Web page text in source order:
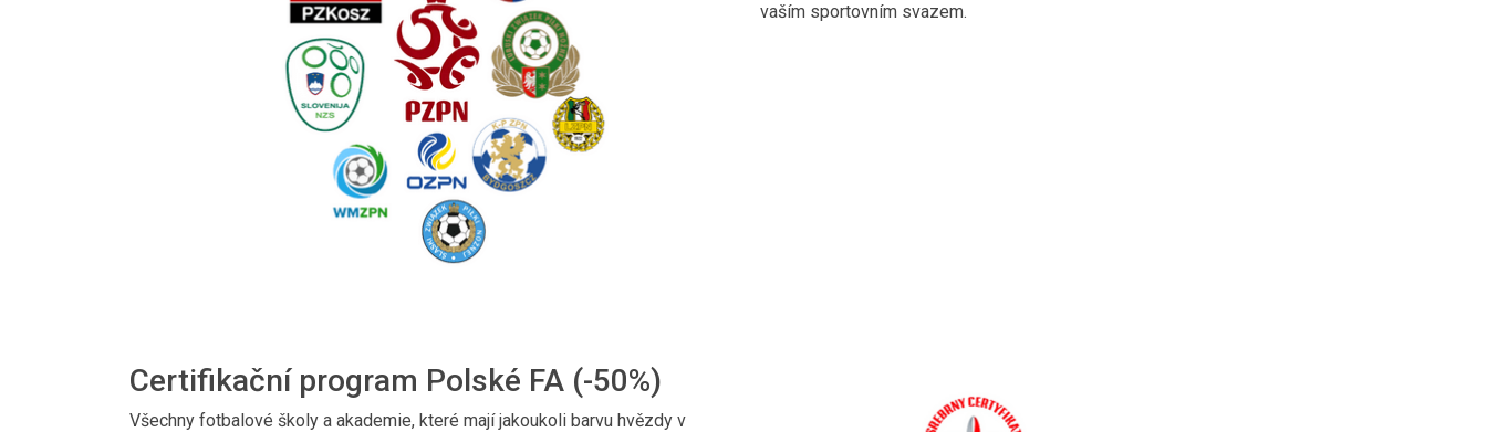
vaším sportovním svazem.
Certifikační program Polské FA (-50%)
Všechny fotbalové školy a akademie, které mají jakoukoli barvu hvězdy v